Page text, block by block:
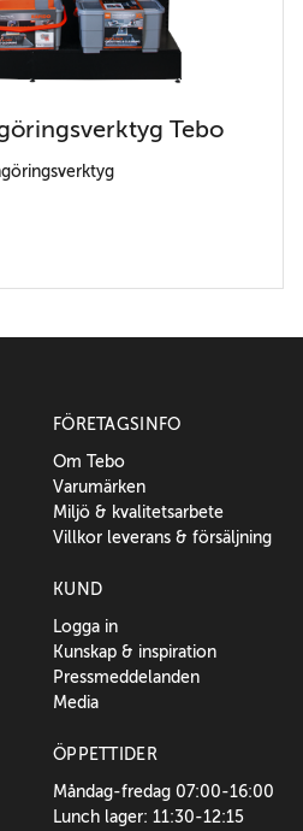
Tebo
FÖRETAGSINFO
Om Tebo
Varumärken
Miljö & kvalitetsarbete
Villkor leverans & försäljning
KUND
Logga in
Kunskap & inspiration
Pressmeddelanden
Media
ÖPPETTIDER
Måndag-fredag 07:00-16:00
Lunch lager: 11:30-12:15